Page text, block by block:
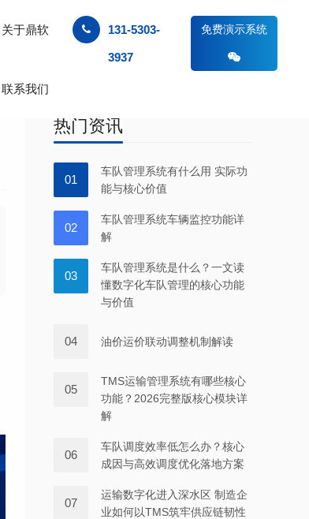
关于鼎软
联系我们
131-5303-
3937
免费演示系统
热门资讯
01
车队管理系统有什么用 实际功
能与核心价值
02
车队管理系统车辆监控功能详
解
03
车队管理系统是什么？一文读
懂数字化车队管理的核心功能
与价值
04 油价运价联动调整机制解读
05
TMS运输管理系统有哪些核心
功能？2026完整版核心模块详
解
06
车队调度效率低怎么办？核心
成因与高效调度优化落地方案
07
运输数字化进入深水区 制造企
业如何以TMS筑牢供应链韧性